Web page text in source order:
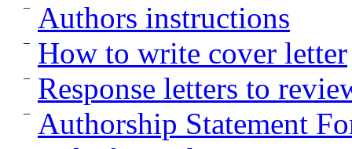
Authors instructions
How to write cover letter
Response letters to
Authorship Statement